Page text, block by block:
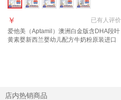
已有人评价
￥
爱他美（Aptamil）澳洲白金版含DHA段叶
黄素婴新西兰婴幼儿配方牛奶粉原装进口
店内热销商品